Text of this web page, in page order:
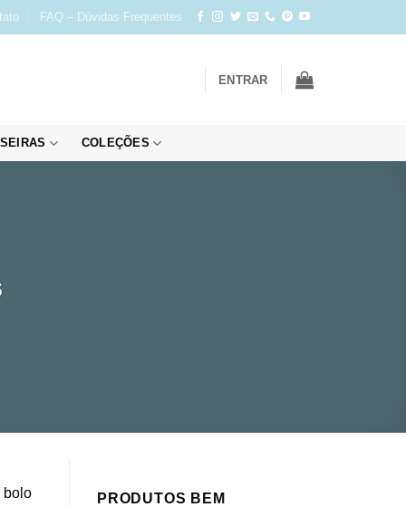
FAQ – Dúvidas Frequentes
ENTRAR
COLEÇÕES
bolo
PRODUTOS BEM